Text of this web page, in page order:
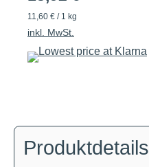
11,60 € / 1 kg
inkl. MwSt.
Produktdetails